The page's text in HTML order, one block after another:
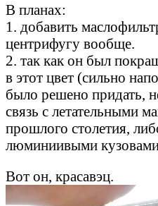
В планах:
1. добавить
центрифугу вообще.
2. так как он был
в этот цвет (сильно
было решено придать,
связь с летательными
прошлого столетия,
люминиивыми
Вот он, красавэц.